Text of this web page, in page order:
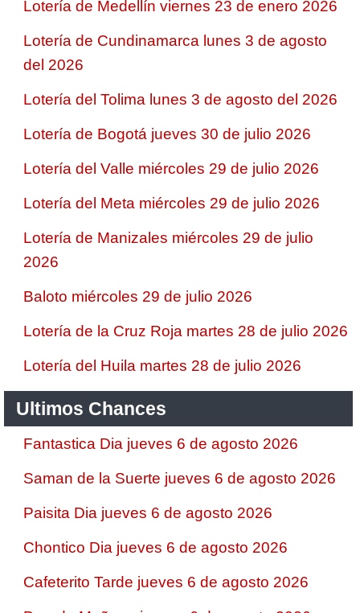
Lotería de Medellín viernes 23 de enero 2026
Lotería de Cundinamarca lunes 3 de agosto
del 2026
Lotería del Tolima lunes 3 de agosto del 2026
Lotería de Bogotá jueves 30 de julio 2026
Lotería del Valle miércoles 29 de julio 2026
Lotería del Meta miércoles 29 de julio 2026
Lotería de Manizales miércoles 29 de julio
2026
Baloto miércoles 29 de julio 2026
Lotería de la Cruz Roja martes 28 de julio 2026
Lotería del Huila martes 28 de julio 2026
Ultimos Chances
Fantastica Dia jueves 6 de agosto 2026
Saman de la Suerte jueves 6 de agosto 2026
Paisita Dia jueves 6 de agosto 2026
Chontico Dia jueves 6 de agosto 2026
Cafeterito Tarde jueves 6 de agosto 2026